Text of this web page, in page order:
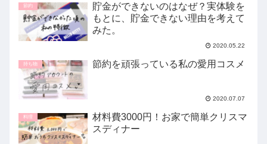
節約
貯金ができないのはなぜ？実体験を
もとに、貯金できない理由を考えて
みた。
2020.05.22
持ち物 節約を頑張っている私の愛用コスメ
2020.07.07
料理
材料費3000円！お家で簡単クリスマ
スディナー